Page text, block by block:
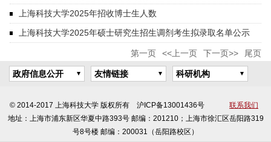
上海科技大学2025年招收博士生人数
上海科技大学2025年硕士研究生招生调剂考生拟录取名单公示
第一页 <<上一页 下一页>> 尾页
政府信息公开 友情链接 科研机构
© 2014-2017 上海科技大学 版权所有 沪ICP备13001436号
联系我们
地址：上海市浦东新区华夏中路393号 邮编：201210；上海市徐汇区岳阳路319
号8号楼 邮编：200031（岳阳路校区）